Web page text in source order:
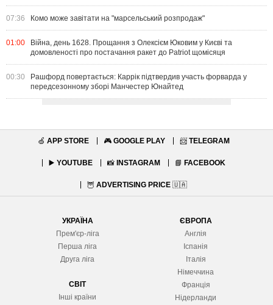
07:36 Комо може завітати на "марсельський розпродаж"
01:00
Війна, день 1628. Прощання з Олексієм Юковим у Києві та
домовленості про постачання ракет до Patriot щомісяця
00:30
Рашфорд повертається: Каррік підтвердив участь форварда у
передсезонному зборі Манчестер Юнайтед
🍏 APP STORE 🎮 GOOGLE PLAY 📨 TELEGRAM
▶️ YOUTUBE 📸 INSTAGRAM 📘 FACEBOOK
🦉 ADVERTISING PRICE 🇺🇦
УКРАЇНА
Прем'єр-ліга
Перша ліга
Друга ліга
СВІТ
Інші країни
ЄВРОПА
Англія
Іспанія
Італія
Німеччина
Франція
Нідерланди